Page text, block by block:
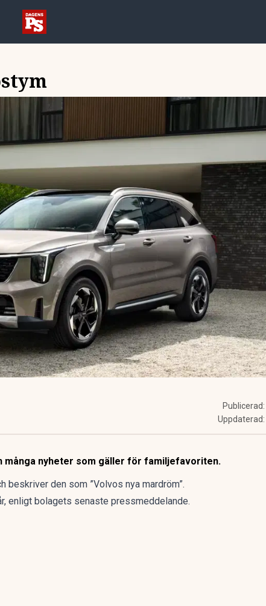
Publicerad:
Uppdaterad:
många nyheter som gäller för familjefavoriten.
beskriver den som ”Volvos nya mardröm”.
enligt bolagets senaste pressmeddelande.